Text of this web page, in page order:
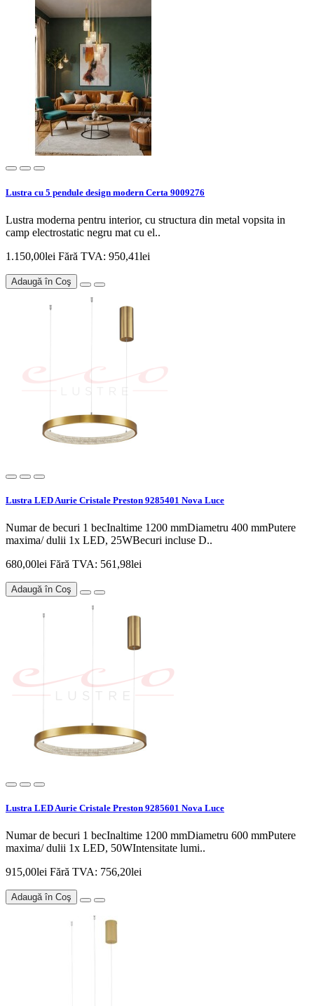
Lustra cu 5 pendule design modern Certa 9009276
Lustra moderna pentru interior, cu structura din metal vopsita in
camp electrostatic negru mat cu el..
1.150,00lei Fără TVA: 950,41lei
Adaugă în Coş
Lustra LED Aurie Cristale Preston 9285401 Nova Luce
Numar de becuri 1 becInaltime 1200 mmDiametru 400 mmPutere
maxima/ dulii 1x LED, 25WBecuri incluse D..
680,00lei Fără TVA: 561,98lei
Adaugă în Coş
Lustra LED Aurie Cristale Preston 9285601 Nova Luce
Numar de becuri 1 becInaltime 1200 mmDiametru 600 mmPutere
maxima/ dulii 1x LED, 50WIntensitate lumi..
915,00lei Fără TVA: 756,20lei
Adaugă în Coş